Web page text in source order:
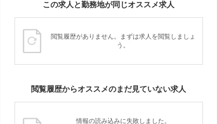
この求人と勤務地が同じオススメ求人
閲覧履歴がありません。まずは求人を閲覧しましょ
う。
閲覧履歴からオススメのまだ見ていない求人
情報の読み込みに失敗しました。